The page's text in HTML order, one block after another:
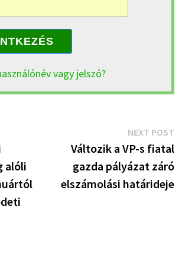
vagy jelszó?
alóli
NEXT POST
Változik a VP-s fiatal
gazda pályázat záró
elszámolási határideje